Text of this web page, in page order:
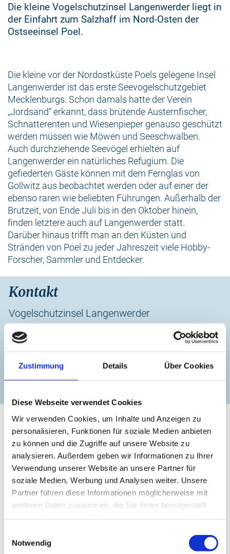
Zustimmung Details Über Cookies
Diese Webseite verwendet Cookies
Wir verwenden Cookies, um Inhalte und Anzeigen zu
personalisieren, Funktionen für soziale Medien anbieten
zu können und die Zugriffe auf unsere Website zu
analysieren. Außerdem geben wir Informationen zu Ihrer
Verwendung unserer Website an unsere Partner für
soziale Medien, Werbung und Analysen weiter. Unsere
Partner führen diese Informationen möglicherweise mit
weiteren Daten zusammen, die Sie ihnen bereitgestellt
Notwendig
Die kleine Vogelschutzinsel Langenwerder liegt in
der Einfahrt zum Salzhaff im Nord-Osten der
Ostseeinsel Poel.
Die kleine vor der Nordostküste Poels gelegene Insel
Langenwerder ist das erste Seevogelschutzgebiet
Mecklenburgs. Schon damals hatte der Verein
„Jordsand“ erkannt, dass brütende Austernfischer,
Schnatterenten und Wiesenpieper genauso geschützt
werden müssen wie Möwen und Seeschwalben.
Auch durchziehende Seevögel erhielten auf
Langenwerder ein natürliches Refugium. Die
gefiederten Gäste können mit dem Fernglas von
Gollwitz aus beobachtet werden oder auf einer der
ebenso raren wie beliebten Führungen. Außerhalb der
Brutzeit, von Ende Juli bis in den Oktober hinein,
finden letztere auch auf Langenwerder statt.
Darüber hinaus trifft man an den Küsten und
Stränden von Poel zu jeder Jahreszeit viele Hobby-
Forscher, Sammler und Entdecker.
Kontakt
Vogelschutzinsel Langenwerder
+49 38425 20347
zur Website